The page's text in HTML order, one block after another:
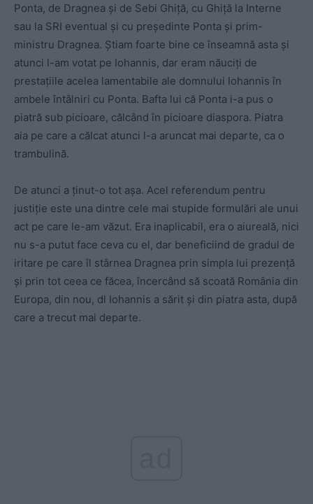
Ponta, de Dragnea și de Sebi Ghiță, cu Ghiță la Interne
sau la SRI eventual și cu președinte Ponta și prim-
ministru Dragnea. Știam foarte bine ce înseamnă asta și
atunci l-am votat pe Iohannis, dar eram năuciți de
prestațiile acelea lamentabile ale domnului Iohannis în
ambele întâlniri cu Ponta. Bafta lui că Ponta i-a pus o
piatră sub picioare, călcând în picioare diaspora. Piatra
aia pe care a călcat atunci l-a aruncat mai departe, ca o
trambulină.
De atunci a ținut-o tot așa. Acel referendum pentru
justiție este una dintre cele mai stupide formulări ale unui
act pe care le-am văzut. Era inaplicabil, era o aiureală, nici
nu s-a putut face ceva cu el, dar beneficiind de gradul de
iritare pe care îl stârnea Dragnea prin simpla lui prezență
și prin tot ceea ce făcea, încercând să scoată România din
Europa, din nou, dl Iohannis a sărit și din piatra asta, după
care a trecut mai departe.